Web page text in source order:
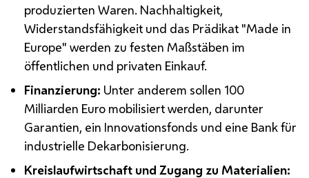
produzierten Waren. Nachhaltigkeit,
Widerstandsfähigkeit und das Prädikat "Made in
Europe" werden zu festen Maßstäben im
öffentlichen und privaten Einkauf.
Finanzierung: Unter anderem sollen 100
Milliarden Euro mobilisiert werden, darunter
Garantien, ein Innovationsfonds und eine Bank für
industrielle Dekarbonisierung.
Kreislaufwirtschaft und Zugang zu Materialien: